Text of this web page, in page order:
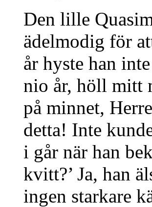
Den lille
ädelmodig för
år hyste han
nio år, höll mitt
på minnet,
detta! Inte
i går när han
kvitt?’ Ja, han
ingen starkare